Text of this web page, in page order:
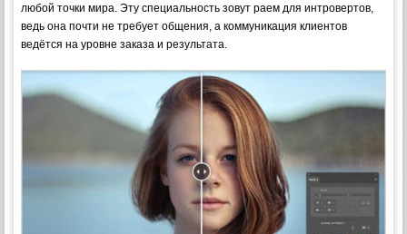
любой точки мира. Эту специальность зовут раем для интровертов,
ведь она почти не требует общения, а коммуникация клиентов
ведётся на уровне заказа и результата.